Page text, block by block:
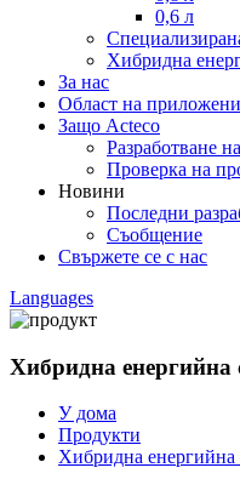
0,6 л
Хибридна
За нас
Област на
Защо Acteco
Разработване
Проверка на
Новини
Последни
Съобщение
Свържете се с нас
Languages
Хибридна енергийна
У дома
Продукти
Хибридна енергийна